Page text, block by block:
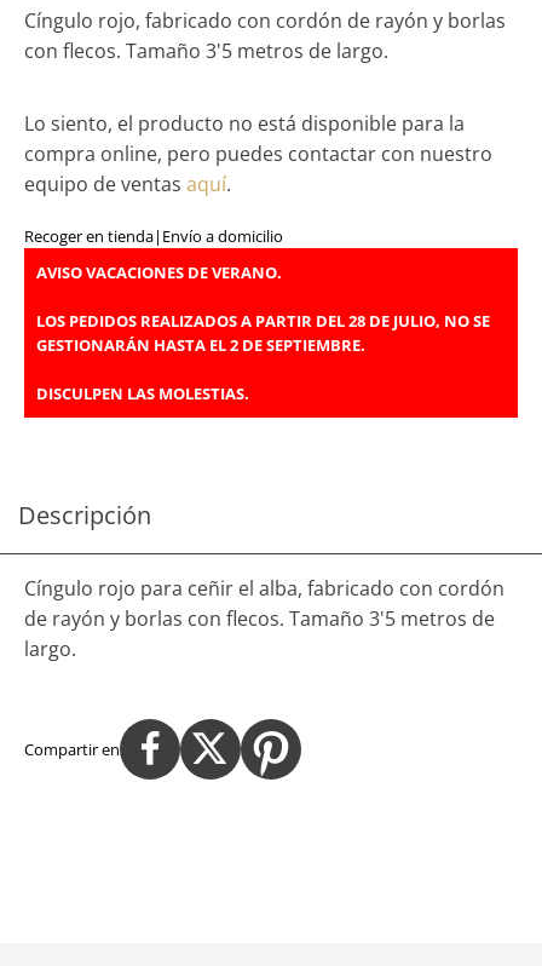
Cíngulo rojo, fabricado con cordón de rayón y borlas
con flecos. Tamaño 3'5 metros de largo.
Lo siento, el producto no está disponible para la
compra online, pero puedes contactar con nuestro
equipo de ventas aquí.
Recoger en tienda| Envío a domicilio
AVISO VACACIONES DE VERANO.
LOS PEDIDOS REALIZADOS A PARTIR DEL 28 DE JULIO, NO SE
GESTIONARÁN HASTA EL 2 DE SEPTIEMBRE.
DISCULPEN LAS MOLESTIAS.
Descripción
Cíngulo rojo para ceñir el alba, fabricado con cordón
de rayón y borlas con flecos. Tamaño 3'5 metros de
largo.
Compartir en